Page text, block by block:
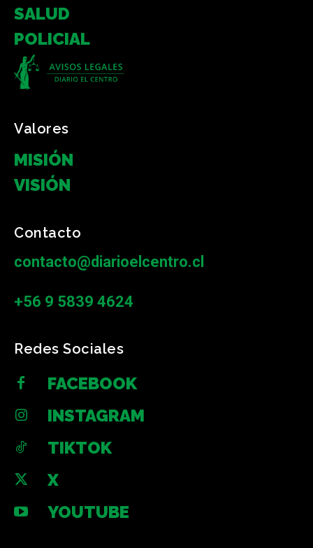
SALUD
POLICIAL
Valores
MISIÓN
VISIÓN
Contacto
contacto@diarioelcentro.cl
+56 9 5839 4624
Redes Sociales
FACEBOOK
INSTAGRAM
TIKTOK
X
YOUTUBE